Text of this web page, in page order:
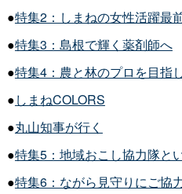
●特集2：しまねの女性活躍最
●特集3：島根で輝く薬剤師へ
●特集4：農と林のプロを目指
●しまねCOLORS
●丸山知事が行く
●特集5：地域おこし協力隊と
●特集6：ながら見守りにご協